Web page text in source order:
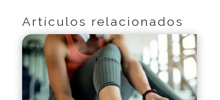
Artículos relacionados